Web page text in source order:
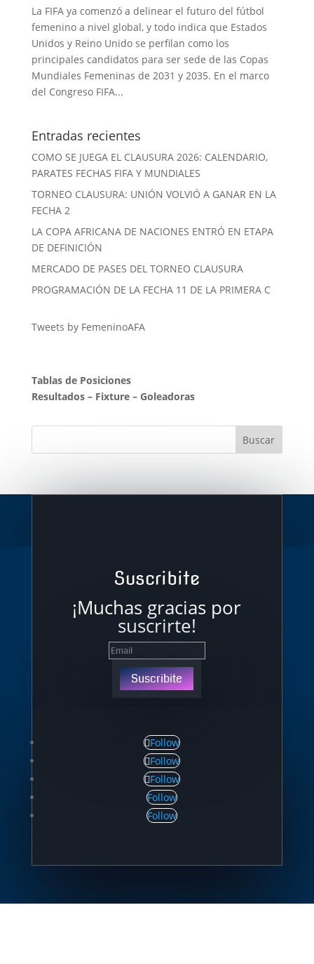
La FIFA ya comenzó a delinear el futuro del fútbol
femenino a nivel global, y todo indica que Estados
Unidos y Reino Unido se perfilan como los
principales candidatos para ser sede de las Copas
Mundiales Femeninas de 2031 y 2035. En el marco
del Congreso FIFA...
Entradas recientes
COMO SE JUEGA EL CLAUSURA 2026: CALENDARIO,
PARATES FECHAS FIFA Y MUNDIALES
TORNEO CLAUSURA: UNIÓN VOLVIÓ A GANAR EN LA
FECHA 2
LA COPA AFRICANA DE NACIONES ENTRÓ EN ETAPA
DE DEFINICIÓN
MERCADO DE PASES DEL TORNEO CLAUSURA
PROGRAMACIÓN DE LA FECHA 11 DE LA PRIMERA C
Tweets by FemeninoAFA
Tablas de Posiciones
Resultados– Fixture– Goleadoras
Suscribite
¡Muchas gracias por
suscrirte!
Suscribite
Follow
Follow
Follow
Follow
Follow